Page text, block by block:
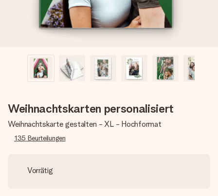
Weihnachtskarten personalisiert
Weihnachtskarte gestalten - XL - Hochformat
135 Beurteilungen
Vorrätig